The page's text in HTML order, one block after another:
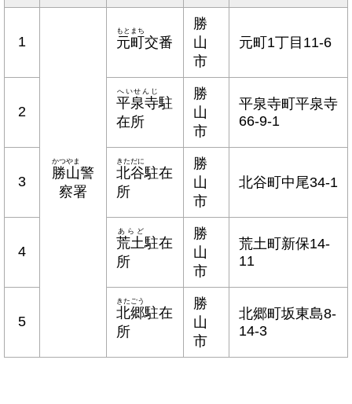
1
勝山
かつやま
警
察署
元町
もとまち
交番
勝
山
市
元町1丁目11-6
2
平泉寺
へいせんじ
駐
在所
勝
山
市
平泉寺町平泉寺
66-9-1
3
北谷
きただに
駐在
所
勝
山
市
北谷町中尾34-1
4
荒土
あらど
駐在
所
勝
山
市
荒土町新保14-
11
5
北郷
きたごう
駐在
所
勝
山
市
北郷町坂東島8-
14-3